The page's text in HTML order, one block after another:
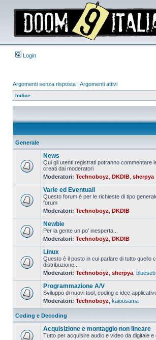
Login
Argomenti senza risposta | Argomenti attivi
Indice
Generale
Nessun
da
leggere
News
Qui gli utenti registrati potranno commentare
creati dai moderatori
Moderatori: Technoboyz DKDIB sherpya
Nessun
da
leggere
Varie ed Eventuali
Questo forum è per le richieste di tipo
forum
Moderatori: Technoboyz DKDIB
Nessun
messaggio
leggere
Newbie
Per la gente un po' inesperta...
Moderatori: Technoboyz DKDIB
Nessun
da
leggere
Linux
Questo è il posto in cui parlare di tutto quello
distribuzione...
Moderatori: Technoboyz sherpya blueseb
Nessun
messaggio
da
leggere
Programmazione A/V
Sviluppo di nuovi tool, coding e idee
Moderatori: Technoboyz kaiousama
Coding e Decoding
Acquisizione e montaggio non lineare
Tutto per acquisire audio e video da digitale